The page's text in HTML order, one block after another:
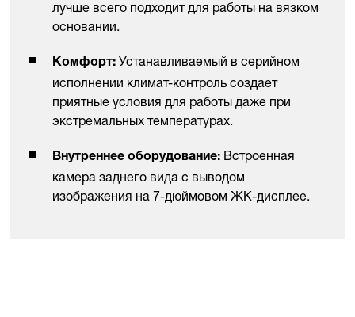
лучше всего подходит для работы на вязком
основании.
Комфорт: Устанавливаемый в серийном
исполнении климат-контроль создает
приятные условия для работы даже при
экстремальных температурах.
Внутреннее оборудование: Встроенная
камера заднего вида с выводом
изображения на 7-дюймовом ЖК-дисплее.